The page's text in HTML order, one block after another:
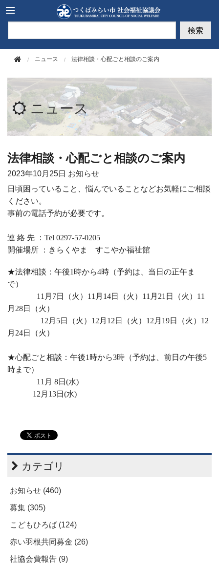
検索
ニュース 法律相談・心配ごと相談のご案内
ニュース
法律相談・心配ごと相談のご案内
2023年10月25日 お知らせ
日頃困っていること、悩んでいることなどお気軽にご相談
ください。
事前の電話予約が必要です。
連 絡 先 ：Tel 0297-57-0205
開催場所 ：きらくやま すこやか福祉館
★法律相談：午後1 時から4時（予約は、当日の正午ま
で）
11 月7日（火）11月 14日（火）11月21日（火）11
月28日（火）
12 月5日（火）12月12日（火）12月19日（火）12
月 24日（火）
★心配ごと相談：午後1 時から3時（予約は、前日の午後5
時まで）
11月 8日 (水)
12 月13日 (水)
カテゴリ
お知らせ (460)
募集 (305)
こどもひろば (124)
赤い羽根共同募金 (26)
社協会費報告 (9)